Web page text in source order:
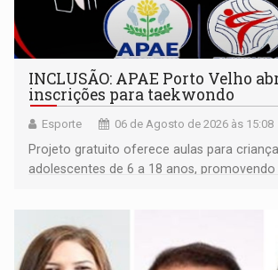
INCLUSÃO: APAE Porto Velho
inscrições para taekwondo
Esporte 06 de Agosto de 2026 às 15:08
Projeto gratuito oferece aulas para
adolescentes de 6 a 18 anos, promovendo